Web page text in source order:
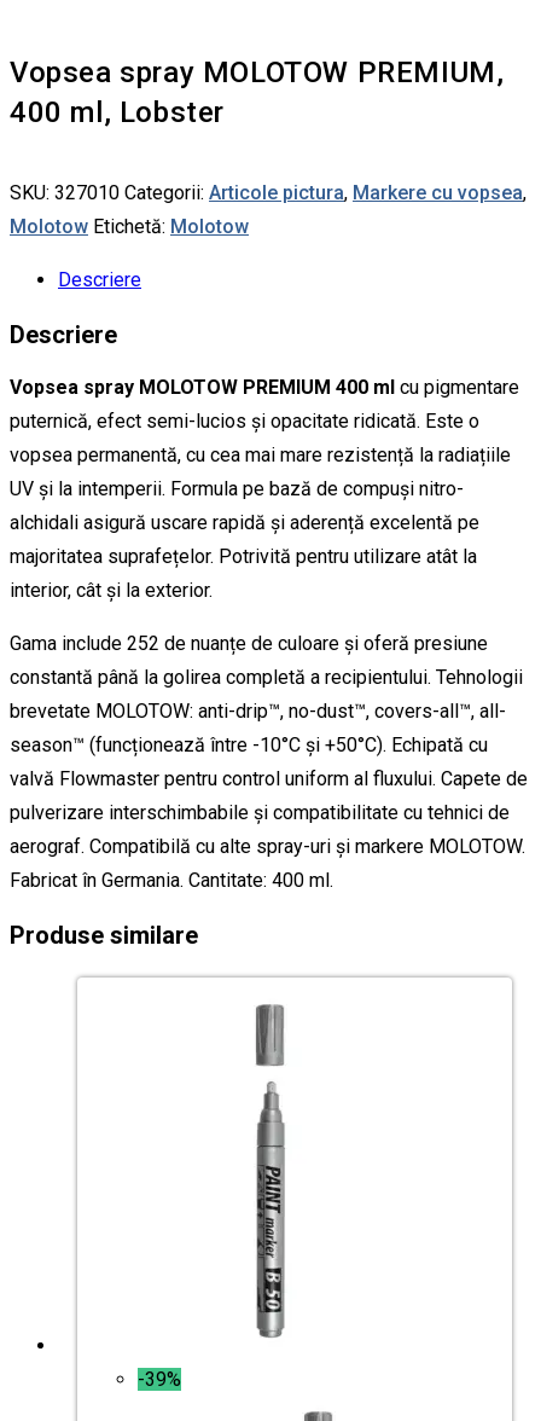
Vopsea spray MOLOTOW PREMIUM,
400 ml, Lobster
SKU: 327010 Categorii: Articole pictura, Markere cu vopsea,
Molotow Etichetă: Molotow
Descriere
Descriere
Vopsea spray MOLOTOW PREMIUM 400 ml cu pigmentare
puternică, efect semi-lucios și opacitate ridicată. Este o
vopsea permanentă, cu cea mai mare rezistență la radiațiile
UV și la intemperii. Formula pe bază de compuși nitro-
alchidali asigură uscare rapidă și aderență excelentă pe
majoritatea suprafețelor. Potrivită pentru utilizare atât la
interior, cât și la exterior.
Gama include 252 de nuanțe de culoare și oferă presiune
constantă până la golirea completă a recipientului. Tehnologii
brevetate MOLOTOW: anti-drip™, no-dust™, covers-all™, all-
season™ (funcționează între -10°C și +50°C). Echipată cu
valvă Flowmaster pentru control uniform al fluxului. Capete de
pulverizare interschimbabile și compatibilitate cu tehnici de
aerograf. Compatibilă cu alte spray-uri și markere MOLOTOW.
Fabricat în Germania. Cantitate: 400 ml.
Produse similare
-39%